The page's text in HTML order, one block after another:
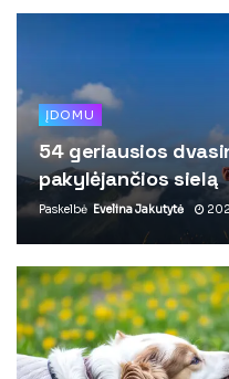
ĮDOMU
54 geriausios
pakylėjančios sielą
Paskelbė Evelina Jakutytė